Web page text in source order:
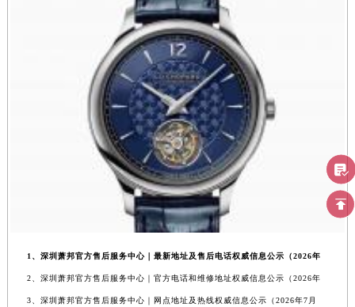
1、深圳萧邦官方售后服务中心｜最新地址及售后电话权威信息公示（2026年
2、深圳萧邦官方售后服务中心｜官方电话和维修地址权威信息公示（2026年
3、深圳萧邦官方售后服务中心｜网点地址及热线权威信息公示（2026年7月